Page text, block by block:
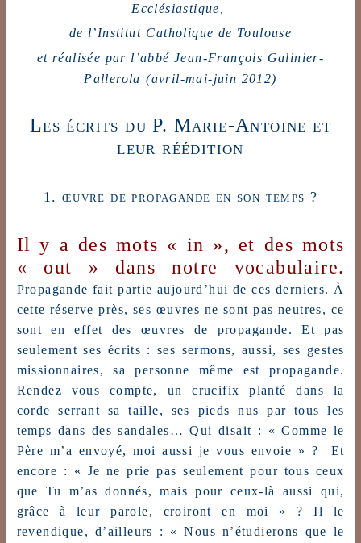
Ecclésiastique,
de l’Institut Catholique de Toulouse
et réalisée par l’abbé Jean-François Galinier-
Pallerola (avril-mai-juin 2012)
Les écrits du P. Marie-Antoine et
leur réédition
1. œuvre de propagande en son temps ?
Il y a des mots « in », et des mots
« out » dans notre vocabulaire.
Propagande fait partie aujourd’hui de ces derniers. À
cette réserve près, ses œuvres ne sont pas neutres, ce
sont en effet des œuvres de propagande. Et pas
seulement ses écrits : ses sermons, aussi, ses gestes
missionnaires, sa personne même estpropagande.
Rendez vous compte, un crucifix planté dans la
corde serrant sa taille, ses pieds nus par tous les
temps dans des sandales… Qui disait : « Comme le
Père m’a envoyé, moi aussi je vous envoie » ? Et
encore : « Je ne prie pas seulement pour tous ceux
que Tu m’as donnés, mais pour ceux-là aussi qui,
grâce à leur parole, croiront en moi » ? Il le
revendique, d’ailleurs : « Nous n’étudierons que le